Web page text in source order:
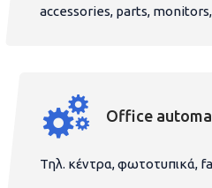
accessories, parts,
Office
Τηλ. κέντρα, φωτοτυπικά,